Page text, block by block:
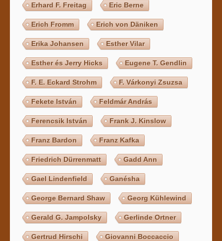
Erhard F. Freitag Eric Berne
Erich Fromm Erich von Däniken
Erika Johansen Esther Vilar
Esther és Jerry Hicks Eugene T. Gendlin
F. E. Eckard Strohm F. Várkonyi Zsuzsa
Fekete István Feldmár András
Ferencsik István Frank J. Kinslow
Franz Bardon Franz Kafka
Friedrich Dürrenmatt Gadd Ann
Gael Lindenfield Ganésha
George Bernard Shaw Georg Kühlewind
Gerald G. Jampolsky Gerlinde Ortner
Gertrud Hirschi Giovanni Boccaccio